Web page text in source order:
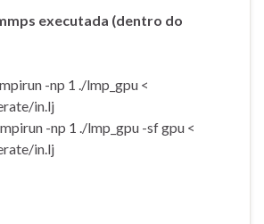
executada (dentro do
mpirun -np 1 ./lmp_gpu <
in.lj
mpirun -np 1 ./lmp_gpu -sf gpu <
in.lj